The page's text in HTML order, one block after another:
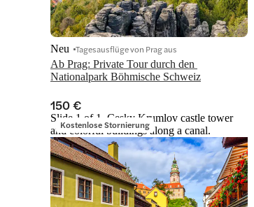
Ab Prag: Private Tour durch den
Nationalpark Böhmische Schweiz
Neu Tagesausflüge von Prag aus
150 €
Kostenlose Stornierung
Slide 1 of 1, Cesky Krumlov castle tower
and colorful buildings along a canal.